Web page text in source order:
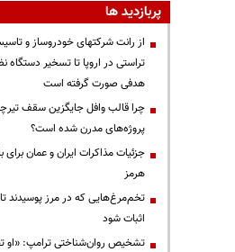
پربازدید ها
از رانت‌ شرکتهای خودروساز و
تراستی در اروپا تا تسخیر دستگاه
هدفی صورت گرفته است
چرا قالب وافل جایگزین سقف
پروژه‌های مدرن شده است؟
جزئیات مذاکرات ایران و عمان برای
هرمز
تخم‌مرغ‌هایی که در مرز پوسیدند تا
اثبات شود
تشخیص روان‌شناختی ترامپ: